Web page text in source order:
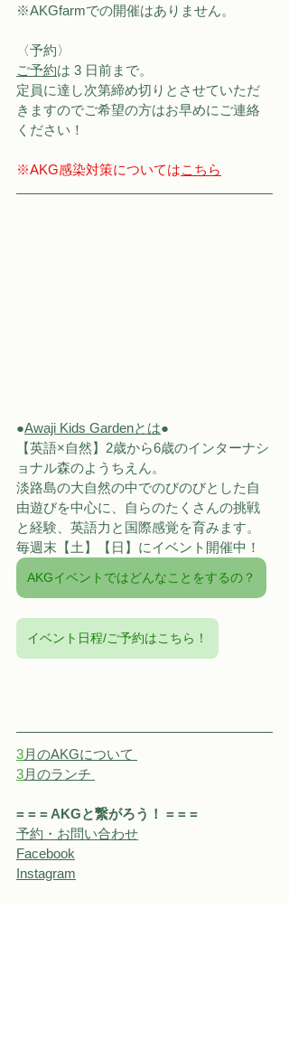
※AKGfarmでの開催はありません。
〈予約〉
ご予約は 3 日前まで。
定員に達し次第締め切りとさせていただ
きますのでご希望の方はお早めにご連絡
ください！
※AKG感染対策についてはこちら
●Awaji Kids Gardenとは●
【英語×自然】2歳から6歳のインターナシ
ョナル森のようちえん。
淡路島の大自然の中でのびのびとした自
由遊びを中心に、自らのたくさんの挑戦
と経験、英語力と国際感覚を育みます。
毎週末【土】【日】にイベント開催中！
AKGイベントではどんなことをするの？
イベント日程/ご予約はこちら！
3月のAKGについて
3月のランチ
= = = AKGと繋がろう！ = = =
予約・お問い合わせ
Facebook
Instagram